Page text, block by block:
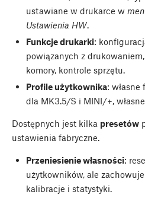
ustawiane w drukarce w
Ustawienia HW.
Funkcje drukarki:
powiązanych z
komory, kontrole sprzętu.
Profile użytkownika: własne
dla MK3.5/S i MINI/+,
Dostępnych jest kilka presetów
ustawienia fabryczne.
Przeniesienie własności:
użytkowników, ale
kalibracje i statystyki.